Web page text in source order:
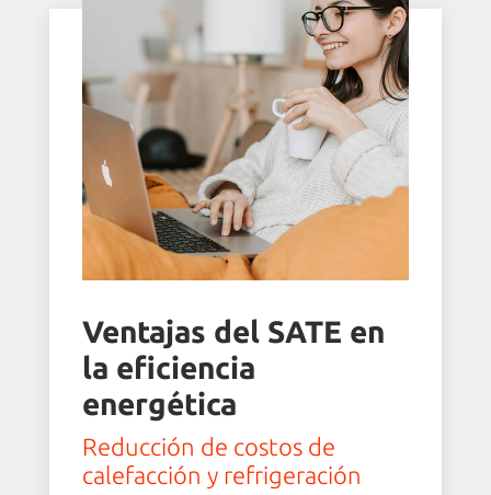
Ventajas del SATE en
la eficiencia
energética
Reducción de costos de
calefacción y refrigeración